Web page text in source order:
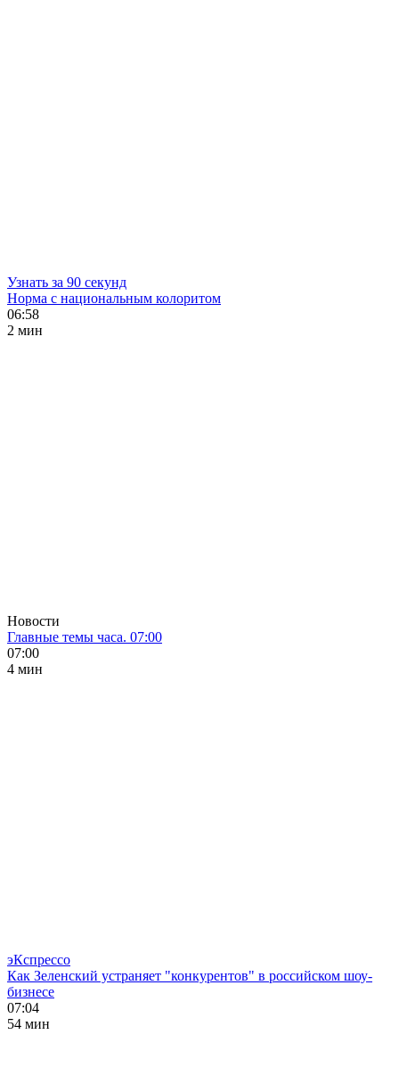
Узнать за 90 секунд
Норма с национальным колоритом
06:58
2 мин
Новости
Главные темы часа. 07:00
07:00
4 мин
эКспрессо
Как Зеленский устраняет "конкурентов" в российском шоу-
бизнесе
07:04
54 мин